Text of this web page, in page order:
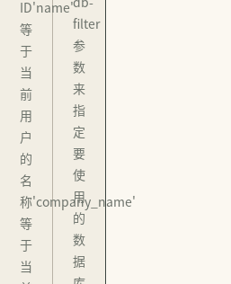
ID'name'
等
于
当
前
用
户
的
名
称'company_name'
等
于
当
filter
参
数
来
指
定
要
使
用
的
数
据